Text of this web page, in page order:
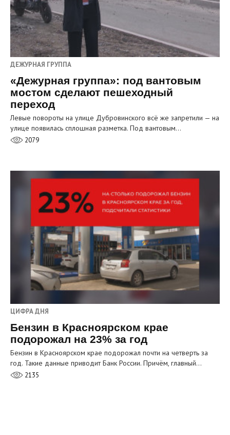
ДЕЖУРНАЯ ГРУППА
«Дежурная группа»: под вантовым
мостом сделают пешеходный
переход
Левые повороты на улице Дубровинского всё же запретили — на
улице появилась сплошная разметка. Под вантовым…
2079
ЦИФРА ДНЯ
Бензин в Красноярском крае
подорожал на 23% за год
Бензин в Красноярском крае подорожал почти на четверть за
год. Такие данные приводит Банк России. Причём, главный…
2135